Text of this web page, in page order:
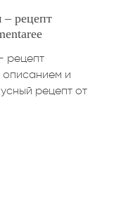
– рецепт
рецепт
описанием и
рецепт от